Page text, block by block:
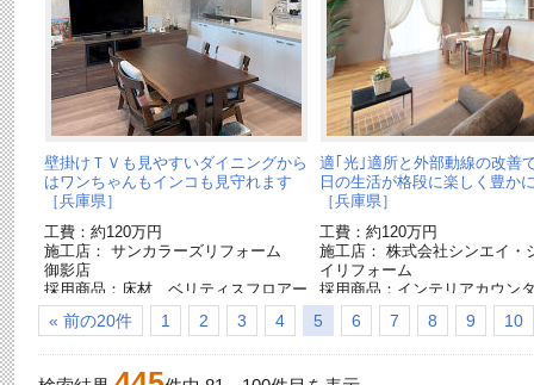
壁掛けＴＶも見やすいダイニングから
はワンちゃんもインコも見守れます
［兵庫県］
工費：約120万円
施工店： サンカラーズリフォーム
御影店
採用商品：床材 ベリティスフロアー
S ハードコート
採用商品：壁面収納 キュビオス
適｢光｣適所と外部動線の改善
日の生活が格段に楽しく豊か
［兵庫県］
工費：約120万円
施工店： 株式会社シンエイ・
イリフォーム
採用商品：インテリアカウン
ビエ[終了品]
採用商品：LED照明 ダウン
« 前の20件 1 2 3 4 5 6 7 8 9 10